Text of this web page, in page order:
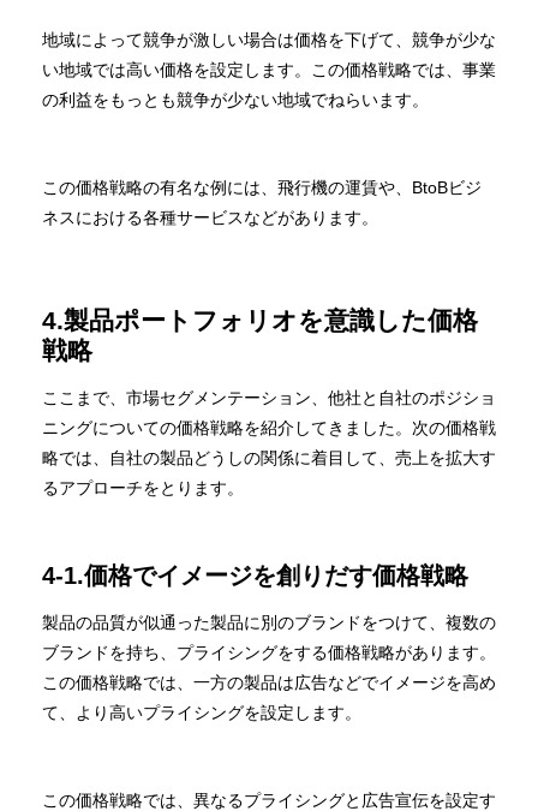
地域によって競争が激しい場合は価格を下げて、競争が少な
い地域では高い価格を設定します。この価格戦略では、事業
の利益をもっとも競争が少ない地域でねらいます。
この価格戦略の有名な例には、飛行機の運賃や、BtoBビジ
ネスにおける各種サービスなどがあります。
4.製品ポートフォリオを意識した価格
戦略
ここまで、市場セグメンテーション、他社と自社のポジショ
ニングについての価格戦略を紹介してきました。次の価格戦
略では、自社の製品どうしの関係に着目して、売上を拡大す
るアプローチをとります。
4-1.価格でイメージを創りだす価格戦略
製品の品質が似通った製品に別のブランドをつけて、複数の
ブランドを持ち、プライシングをする価格戦略があります。
この価格戦略では、一方の製品は広告などでイメージを高め
て、より高いプライシングを設定します。
この価格戦略では、異なるプライシングと広告宣伝を設定す